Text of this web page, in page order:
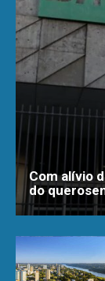
Com alívio
do